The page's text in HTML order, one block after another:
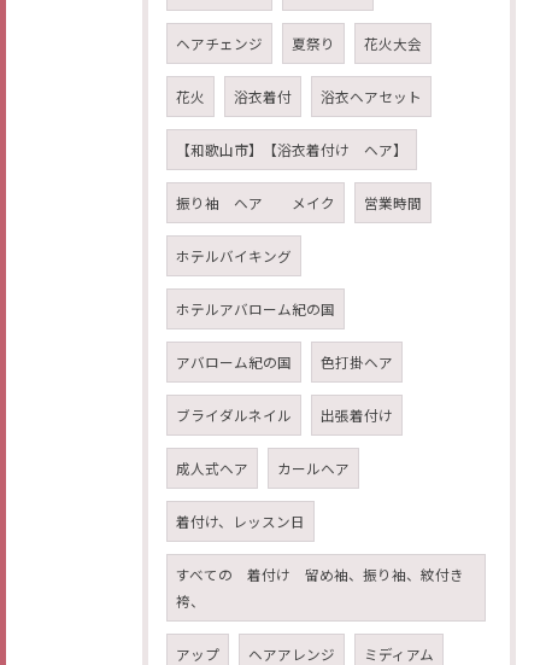
ヘアチェンジ 夏祭り 花火大会
花火 浴衣着付 浴衣ヘアセット
【和歌山市】【浴衣着付け ヘア】
振り袖 ヘア メイク 営業時間
ホテルバイキング
ホテルアバローム紀の国
アバローム紀の国 色打掛ヘア
ブライダルネイル 出張着付け
成人式ヘア カールヘア
着付け、レッスン日
すべての 着付け 留め袖、振り袖、紋付き
袴、
アップ ヘアアレンジ ミディアム